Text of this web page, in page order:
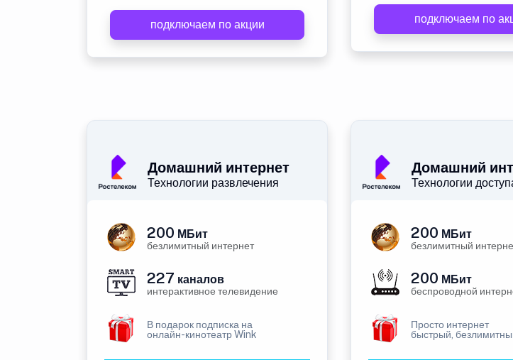
подключаем по акции подключаем по
Домашний интернет
Технологии развлечения
200 МБит
безлимитный интернет
227 каналов
интерактивное телевидение
В подарок подписка на
онлайн-кинотеатр Wink
Домашний
Технологии
200 МБит
безлимитный
200 МБит
беспроводной
Просто интернет
быстрый,